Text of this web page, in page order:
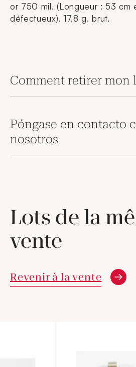
or 750 mil. (Longueur : 53 cm
défectueux). 17,8 g. brut.
Comment retirer mon
Póngase en contacto
nosotros
Lots de la
vente
Revenir à la vente